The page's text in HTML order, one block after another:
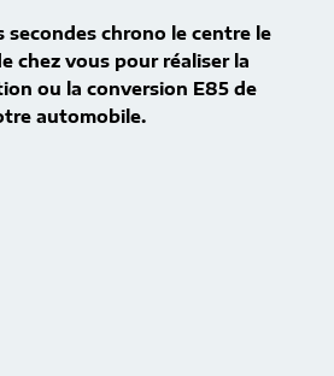
secondes chrono le centre le
chez vous pour réaliser la
ou la conversion E85 de
automobile.